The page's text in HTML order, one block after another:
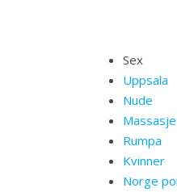
Sex
Uppsala
Nude
Massasje
Rumpa
Kvinner
Norge